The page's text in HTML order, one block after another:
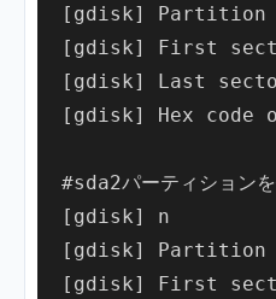
[gdisk] Partition
[gdisk] First
[gdisk] Last
[gdisk] Hex code
#sda2パーティション
[gdisk] n
[gdisk] Partition
[gdisk] First